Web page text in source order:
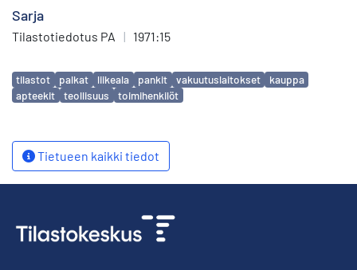
Sarja
Tilastotiedotus PA | 1971:15
Avainsanat
tilastot palkat liikeala pankit vakuutuslaitokset
kauppa
apteekit
teollisuus toimihenkilöt
Tietueen kaikki tiedot